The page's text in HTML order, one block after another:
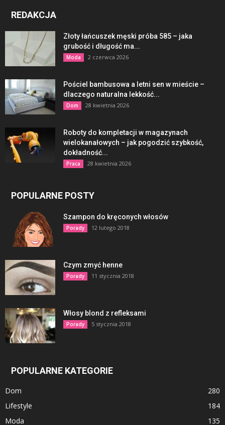
REDAKCJA
Złoty łańcuszek męski próba 585 – jaka
grubość i długość ma...
Moda 2 czerwca 2026
Pościel bambusowa a letni sen w mieście –
dlaczego naturalna lekkość...
Dom 28 kwietnia 2026
Roboty do kompletacji w magazynach
wielokanałowych – jak pogodzić szybkość,
dokładność...
Praca 28 kwietnia 2026
POPULARNE POSTY
Szampon do kręconych włosów
Porady 12 lutego 2018
Czym zmyć henne
Porady 11 stycznia 2018
Włosy blond z refleksami
Porady 5 stycznia 2018
POPULARNE KATEGORIE
Dom
280
Lifestyle
184
Moda
135